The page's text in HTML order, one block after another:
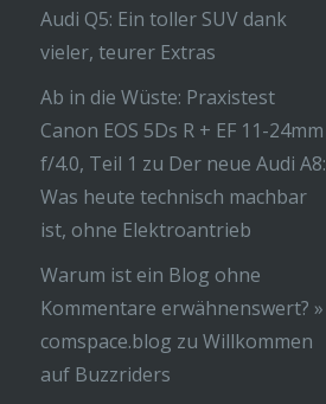
Audi Q5: Ein toller SUV dank
vieler, teurer Extras
Ab in die Wüste: Praxistest
Canon EOS 5Ds R + EF 11-24mm
f/4.0, Teil 1 zu Der neue Audi A8:
Was heute technisch machbar
ist, ohne Elektroantrieb
Warum ist ein Blog ohne
Kommentare erwähnenswert? »
comspace.blog zuWillkommen
auf Buzzriders